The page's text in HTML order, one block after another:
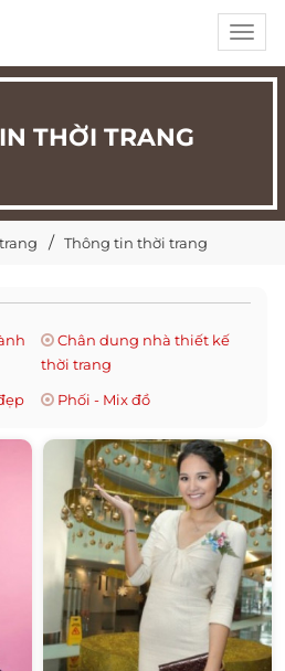
THỜI TRANG
Thông tin thời trang
Chân dung nhà thiết kế
thời trang
Phối - Mix đồ